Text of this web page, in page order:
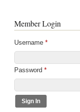
Member Login
Username *
Password *